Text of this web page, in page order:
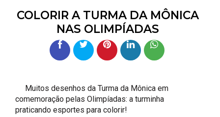
COLORIR A TURMA DA MÔNICA
NAS OLIMPÍADAS
Muitos desenhos da Turma da Mônica em
comemoração pelas Olimpíadas: a turminha
praticando esportes para colorir!